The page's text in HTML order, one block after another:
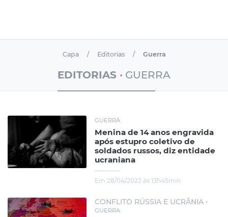
EDITORIAS • GUERRA
Capa Editorias Guerra
GUERRA
Menina de 14 anos engravida
após estupro coletivo de
soldados russos, diz entidade
ucraniana
Em 28/04/2022 às 13h45min
CONFLITO RÚSSIA E UCRÂNIA •
GUERRA